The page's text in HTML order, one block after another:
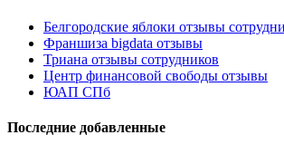
Белгородские яблоки отзывы
Франшиза bigdata отзывы
Триана отзывы сотрудников
Центр финансовой свободы отзывы
ЮАП СПб
Последние добавленные